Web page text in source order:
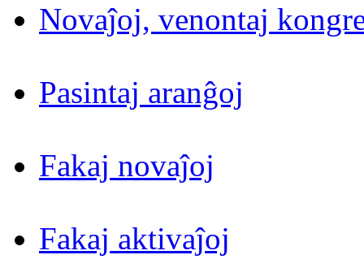
Novaĵoj, venontaj
Pasintaj aranĝoj
Fakaj novaĵoj
Fakaj aktivaĵoj